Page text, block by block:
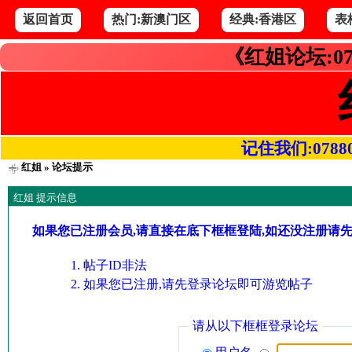
返回首页 热门:新澳门区 经典:香港区 表
《红姐论坛
记住我们
红姐» 论坛提示
红姐 提示信息
如果您已注册会员,请直接在底下框框登陆,如还没注册请
帖子ID非法
如果您已注册,请先登录论坛即可游览帖子
请从以下框框登录论坛